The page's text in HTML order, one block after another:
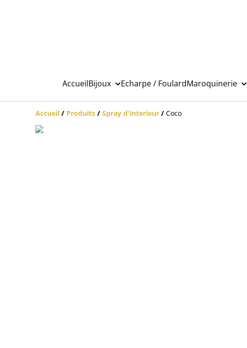
AccueilBijoux Echarpe / FoulardMaroquinerie
Accueil / Produits / Spray d'interieur / Coco